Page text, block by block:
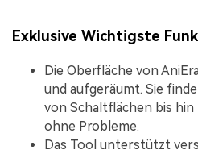
Exklusive Wichtigste
Die Oberfläche von
und aufgeräumt. Sie
von Schaltflächen bis
ohne Probleme.
Das Tool unterstützt